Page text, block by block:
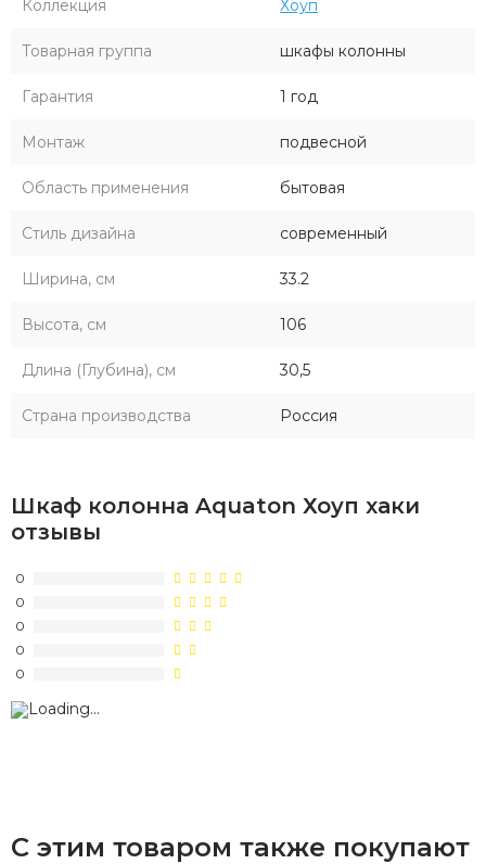
Коллекция Хоуп
Товарная группа шкафы колонны
Гарантия 1 год
Монтаж подвесной
Область применения бытовая
Стиль дизайна современный
Ширина, см 33.2
Высота, см 106
Длина (Глубина), см 30,5
Страна производства Россия
Шкаф колонна Aquaton Хоуп хаки
отзывы
0
0
0
0
0
С этим товаром также покупают